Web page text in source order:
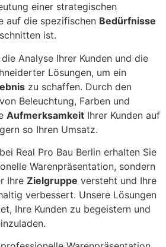
einer strategischen
auf die spezifischen Bedürfnisse
ist.
Analyse Ihrer Kunden und die
Lösungen, um ein
zu schaffen. Durch den
Beleuchtung, Farben und
Aufmerksamkeit Ihrer Kunden auf
so Ihren Umsatz.
Real Pro Bau Berlin erhalten Sie
Warenpräsentation, sondern
Ihre Zielgruppe versteht und Ihre
verbessert. Unsere Lösungen
Ihre Kunden zu begeistern und